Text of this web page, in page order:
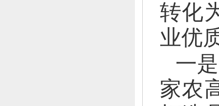
转化
业优
一
家农